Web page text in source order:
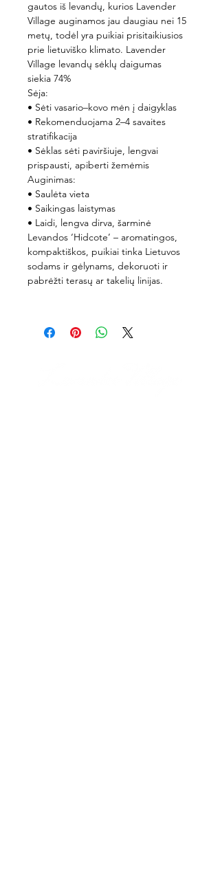
gautos iš levandų, kurios Lavender
Village auginamos jau daugiau nei 15
metų, todėl yra puikiai prisitaikiusios
prie lietuviško klimato. Lavender
Village levandų sėklų daigumas
siekia 74%
Sėja:
• Sėti vasario–kovo mėn į daigyklas
• Rekomenduojama 2–4 savaites
stratifikacija
• Sėklas sėti paviršiuje, lengvai
prispausti, apiberti žemėmis
Auginimas:
• Saulėta vieta
• Saikingas laistymas
• Laidi, lengva dirva, šarminė
Levandos ‘Hidcote’ – aromatingos,
kompaktiškos, puikiai tinka Lietuvos
sodams ir gėlynams, dekoruoti ir
pabrėžti terasų ar takelių linijas.